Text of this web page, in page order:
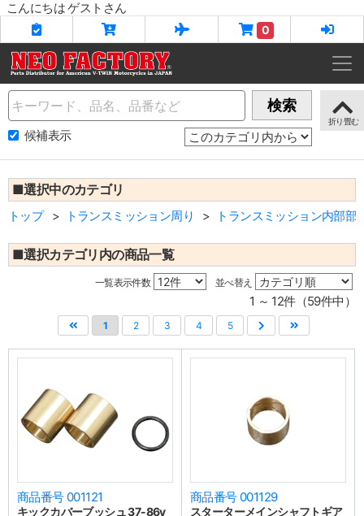
こんにちは ゲストさん
0
Name 検索
候補表示
■選択中のカテゴリ
トップ トランスミッション周り トランスミッション内部部
■選択カテゴリ内の商品一覧
一覧表示件数 並べ替え
1 ～ 12件（59件中）
1 2 3 4 5
商品番号 001121
キックカバーブッシュ 37-86y
商品番号 001129
スターターメインシャフトギア